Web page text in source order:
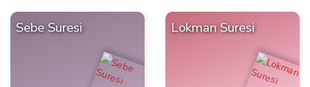
Sebe Suresi Lokman Suresi